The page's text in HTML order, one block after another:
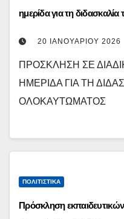
ημερίδα για τη
20 ΙΑΝΟΥΑΡΊΟΥ 2026
ΠΡΟΣΚΛΗΣΗ ΣΕ
ΗΜΕΡΙΔΑ ΓΙΑ ΤΗ
ΟΛΟΚΑΥΤΩΜΑΤΟΣ
ΠΟΛΙΤΙΣΤΙΚΆ
Πρόσκληση